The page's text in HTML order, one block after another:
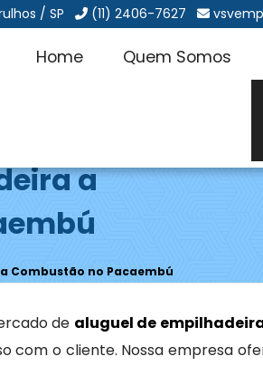
/ SP (11) 2406-7627
Home Quem Somos
a
Combustão no Pacaembú
de aluguel de
com o cliente. Nossa empresa